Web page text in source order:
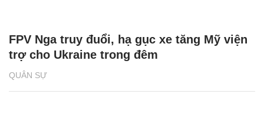
QUÂN SỰ
FPV Nga truy đuổi, hạ gục xe tăng Mỹ viện
trợ cho Ukraine trong đêm